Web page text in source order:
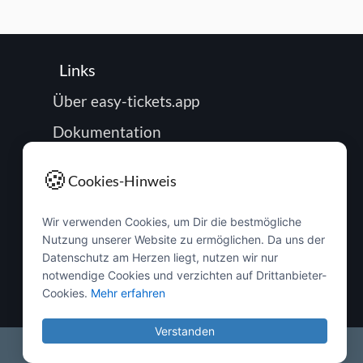
Links
Über easy-tickets.app
Dokumentation
Impressum
Datenschutz
Passwort zurücksetzen
Buchung verwalten
🍪Cookies-Hinweis
Wir verwenden Cookies, um Dir die bestmögliche
Nutzung unserer Website zu ermöglichen. Da uns der
Datenschutz am Herzen liegt, nutzen wir nur
notwendige Cookies und verzichten auf Drittanbieter-
Cookies. Mehr erfahren
Verstanden